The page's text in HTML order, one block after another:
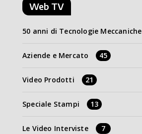
Web TV
50 anni di Tecnologie Meccaniche
Aziende e Mercato 45
Video Prodotti 21
Speciale Stampi 13
Le Video Interviste 7